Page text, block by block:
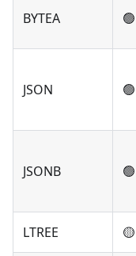
BYTEA 🟢
JSON 🟢
JSONB 🟢
LTREE 🟡